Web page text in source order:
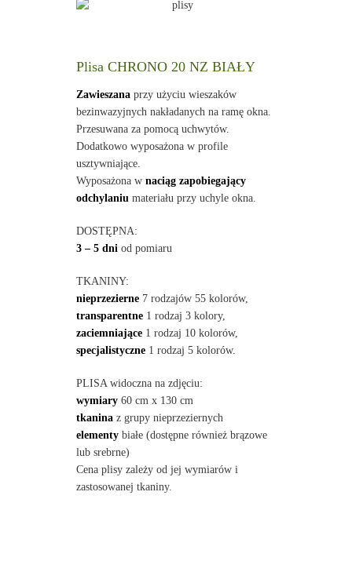
Plisa CHRONO 20 NZ BIAŁY
Zawieszanaprzy użyciu wieszaków
bezinwazyjnych nakładanych na ramę okna.
Przesuwana za pomocą uchwytów.
Dodatkowo wyposażona w profile
usztywniające.
Wyposażona w naciąg zapobiegający
odchylaniu materiału przy uchyle okna.
DOSTĘPNA:
3 – 5 dni od pomiaru
TKANINY:
nieprzezierne7 rodzajów 55 kolorów,
transparentne1 rodzaj 3 kolory,
zaciemniające1 rodzaj 10 kolorów,
specjalistyczne1 rodzaj 5 kolorów.
PLISA widoczna na zdjęciu:
wymiary60 cm x 130 cm
tkaninaz grupy nieprzeziernych
elementybiałe (dostępne również brązowe
lub srebrne)
Cena plisy zależy od jej wymiarów i
zastosowanej tkaniny.